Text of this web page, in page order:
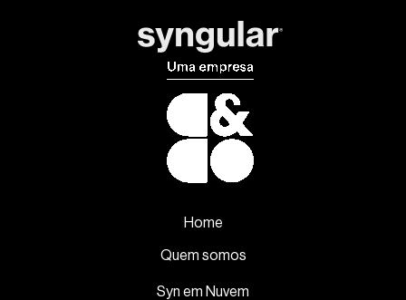
Home
Quem somos
Syn em Nuvem